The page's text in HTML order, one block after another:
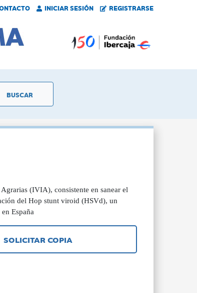
INICIAR SESIÓN REGISTRARSE
(IVIA), consistente en sanear el
del Hop stunt viroid (HSVd), un
España
SOLICITAR COPIA